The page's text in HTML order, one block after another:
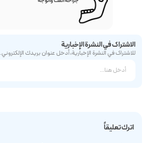
الاشتراك في النشرة الإخبارية
للاشتراك في النشرة الإخبارية، أدخل عنوان بريدك الإلكتروني.
اترك تعليقاً